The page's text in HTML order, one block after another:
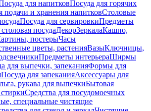
для напитковПосуда для горячих
подачи и хранения напитковСтоловые
Посуда для сервировкиПредметы
посудаДекорЗеркалаКашпо,
постерыЧасы
цветы, растенияВазыКлючницы,
Предметы интерьераШирмы
для выпечки, запеканияФормы для
Посуда для запеканияАксессуары для
рукава для выпечкиБытовая
Средства для посудомоечных
специальные чистящие